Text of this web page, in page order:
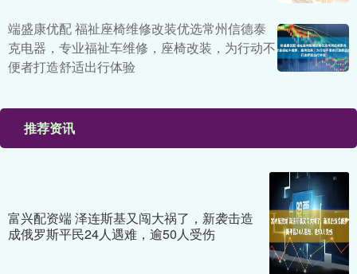
端盛康优配 福祉座椅维修改装优选常州信德泰
克电器，专业福祉车维修，座椅改装，为行动不
便者打造舒适出行体验
推荐资讯
富兴配资端 泽连斯基又闯大祸了，新袭击造
成俄罗斯平民24人遇难，逾50人受伤